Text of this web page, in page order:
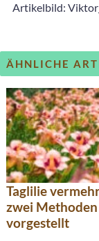
Artikelbild:
ÄHNLICHE
Taglilie
zwei
vorgestellt